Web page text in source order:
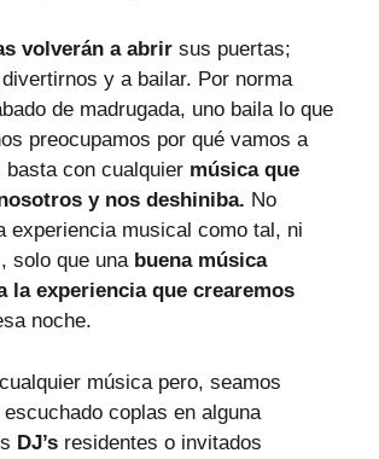
volverán a abrir sus puertas;
y a bailar. Por norma
de madrugada, uno baila lo que
preocupamos por qué vamos a
basta con cualquier música que
y nos deshiniba. No
experiencia musical como tal, ni
solo que una buena música
la experiencia que crearemos
noche.
música pero, seamos
coplas en alguna
DJ’s residentes o invitados